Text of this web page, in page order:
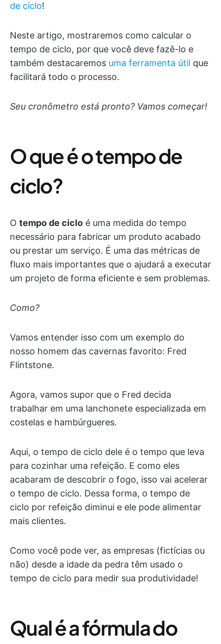
de ciclo!
Neste artigo, mostraremos como calcular o
tempo de ciclo, por que você deve fazê-lo e
também destacaremos uma ferramenta útil que
facilitará todo o processo.
Seu cronômetro está pronto? Vamos começar!
O que é o tempo de
ciclo?
O tempo de ciclo é uma medida do tempo
necessário para fabricar um produto acabado
ou prestar um serviço. É uma das métricas de
fluxo mais importantes que o ajudará a executar
um projeto de forma eficiente e sem problemas.
Como?
Vamos entender isso com um exemplo do
nosso homem das cavernas favorito: Fred
Flintstone.
Agora, vamos supor que o Fred decida
trabalhar em uma lanchonete especializada em
costelas e hambúrgueres.
Aqui, o tempo de ciclo dele é o tempo que leva
para cozinhar uma refeição. E como eles
acabaram de descobrir o fogo, isso vai acelerar
o tempo de ciclo. Dessa forma, o tempo de
ciclo por refeição diminui e ele pode alimentar
mais clientes.
Como você pode ver, as empresas (fictícias ou
não) desde a idade da pedra têm usado o
tempo de ciclo para medir sua produtividade!
Qual é a fórmula do